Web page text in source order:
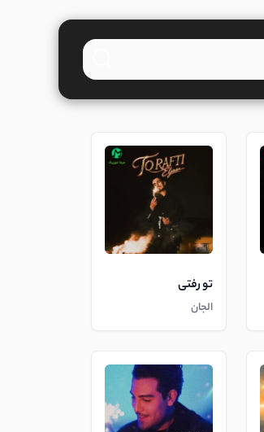
تو رفتی
الجان